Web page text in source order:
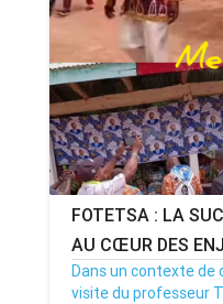
FOTETSA : LA
AU CŒUR DES
Dans un contexte de
visite du professeur